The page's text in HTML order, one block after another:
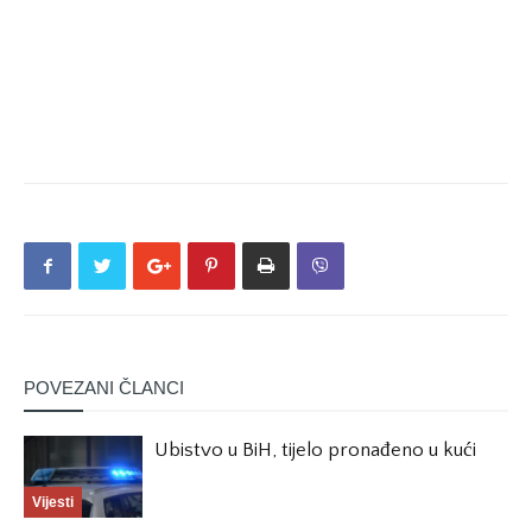
POVEZANI ČLANCI
Vijesti
Ubistvo u BiH, tijelo pronađeno u kući